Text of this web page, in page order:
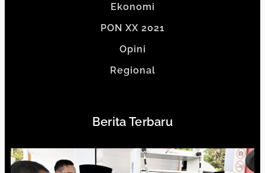
Ekonomi
PON XX 2021
Opini
Regional
Berita Terbaru